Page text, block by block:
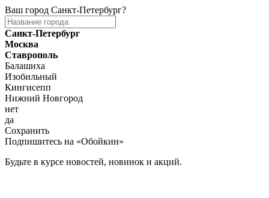
Ваш город Санкт-Петербург?
Санкт-Петербург
Москва
Ставрополь
Балашиха
Изобильный
Кингисепп
Нижний Новгород
нет
да
Сохранить
Подпишитесь на «Обойкин»
Будьте в курсе новостей, новинок и акций.